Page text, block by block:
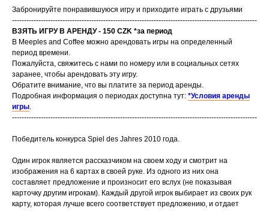
Забронируйте понравившуюся игру и приходите играть с друзьями
------------------------------------------------------------------------------------------------------
ВЗЯТЬ ИГРУ В АРЕНДУ - 150 CZK *за период
В Meeples and Coffee можно арендовать игры на определенный
период времени.
Пожалуйста, свяжитесь с нами по номеру или в социальных сетях
заранее, чтобы арендовать эту игру.
Обратите внимание, что вы платите за период аренды.
Подробная информация о периодах доступна тут: *Условия аренды
игры.
------------------------------------------------------------------------------------------------------
Победитель конкурса Spiel des Jahres 2010 года.
Один игрок является рассказчиком на своем ходу и смотрит на
изображения на 6 картах в своей руке. Из одного из них она
составляет предложение и произносит его вслух (не показывая
карточку другим игрокам). Каждый другой игрок выбирает из своих рук
карту, которая лучше всего соответствует предложению, и отдает